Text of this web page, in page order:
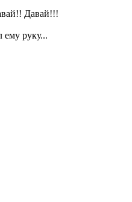
Давай!!!
руку...